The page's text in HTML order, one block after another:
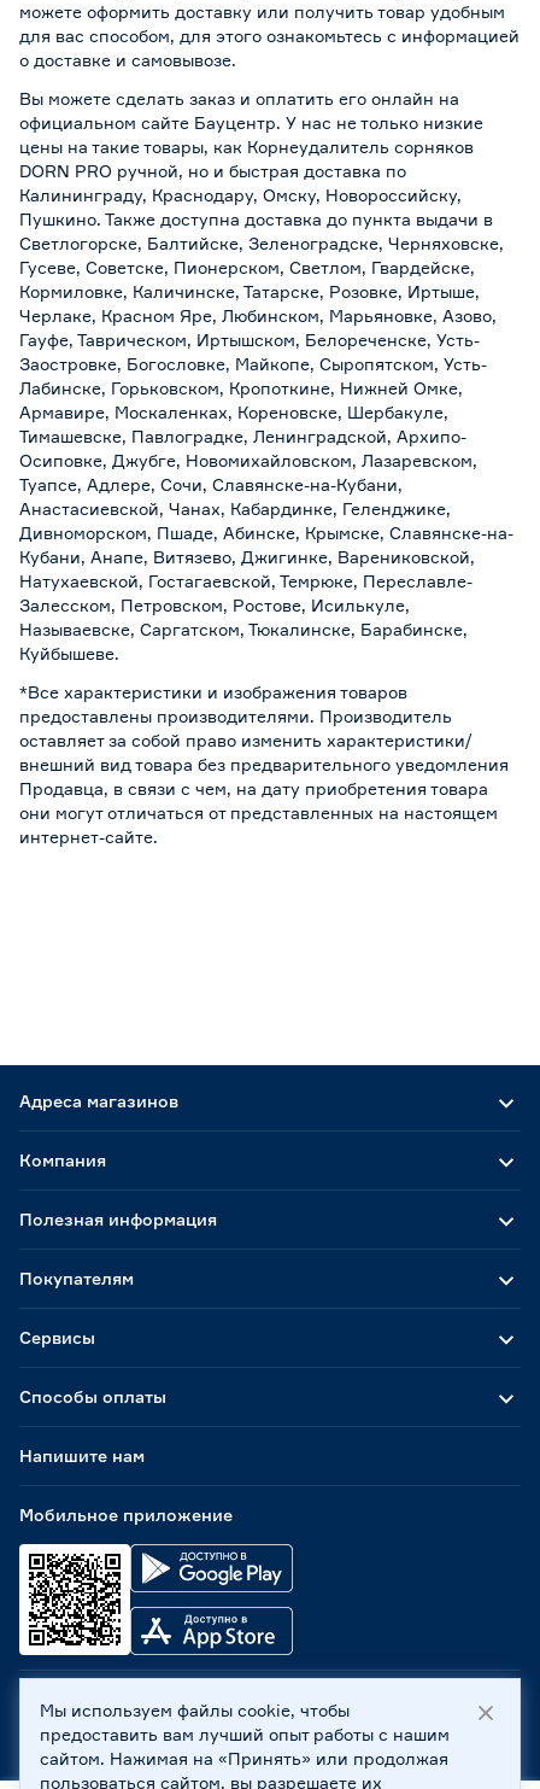
можете оформить доставку или получить товар удобным
для вас способом, для этого ознакомьтесь с информацией
о доставке и самовывозе.
Вы можете сделать заказ и оплатить его онлайн на
официальном сайте Бауцентр. У нас не только низкие
цены на такие товары, как Корнеудалитель сорняков
DORN PRO ручной, но и быстрая доставка по
Калининграду, Краснодару, Омску, Новороссийску,
Пушкино. Также доступна доставка до пункта выдачи в
Светлогорске, Балтийске, Зеленоградске, Черняховске,
Гусеве, Советске, Пионерском, Светлом, Гвардейске,
Кормиловке, Каличинске, Татарске, Розовке, Иртыше,
Черлаке, Красном Яре, Любинском, Марьяновке, Азово,
Гауфе, Таврическом, Иртышском, Белореченске, Усть-
Заостровке, Богословке, Майкопе, Сыропятском, Усть-
Лабинске, Горьковском, Кропоткине, Нижней Омке,
Армавире, Москаленках, Кореновске, Шербакуле,
Тимашевске, Павлоградке, Ленинградской, Архипо-
Осиповке, Джубге, Новомихайловском, Лазаревском,
Туапсе, Адлере, Сочи, Славянске-на-Кубани,
Анастасиевской, Чанах, Кабардинке, Геленджике,
Дивноморском, Пшаде, Абинске, Крымске, Славянске-на-
Кубани, Анапе, Витязево, Джигинке, Варениковской,
Натухаевской, Гостагаевской, Темрюке, Переславле-
Залесском, Петровском, Ростове, Исилькуле,
Называевске, Саргатском, Тюкалинске, Барабинске,
Куйбышеве.
*Все характеристики и изображения товаров
предоставлены производителями. Производитель
оставляет за собой право изменить характеристики/
внешний вид товара без предварительного уведомления
Продавца, в связи с чем, на дату приобретения товара
они могут отличаться от представленных на настоящем
интернет-сайте.
Адреса магазинов
Способы оплаты
Мобильное приложение
Компания
Полезная информация
Покупателям
Сервисы
Напишите нам
ООО «Бауцентр Рус» 2004 -2026, 236029, г. Калининград,
ул. А.Невского, 205. ИНН 7702596813, КПП 390601001 ©
Все права защищены
Мы используем файлы cookie, чтобы
предоставить вам лучший опыт работы с нашим
сайтом. Нажимая на «Принять» или продолжая
пользоваться сайтом, вы разрешаете их